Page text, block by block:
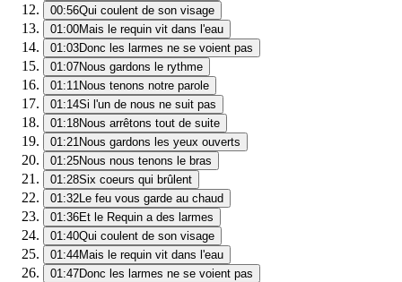
00:56Qui coulent de son visage
01:00Mais le requin vit dans l'eau
01:03Donc les larmes ne se voient pas
01:07Nous gardons le rythme
01:11Nous tenons notre parole
01:14Si l'un de nous ne suit pas
01:18Nous arrêtons tout de suite
01:21Nous gardons les yeux ouverts
01:25Nous nous tenons le bras
01:28Six coeurs qui brûlent
01:32Le feu vous garde au chaud
01:36Et le Requin a des larmes
01:40Qui coulent de son visage
01:44Mais le requin vit dans l'eau
01:47Donc les larmes ne se voient pas